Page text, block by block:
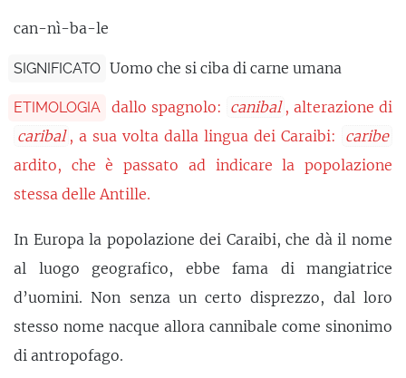
can-nì-ba-le
SIGNIFICATO Uomo che si ciba di carne umana
ETIMOLOGIA dallo spagnolo: canibal , alterazione di
caribal , a sua volta dalla lingua dei Caraibi:
caribe
ardito, che è passato ad indicare la popolazione
stessa delle Antille.
In Europa la popolazione dei Caraibi, che dà il nome
al luogo geografico, ebbe fama di mangiatrice
d’uomini. Non senza un certo disprezzo, dal loro
stesso nome nacque allora cannibale come sinonimo
di antropofago.